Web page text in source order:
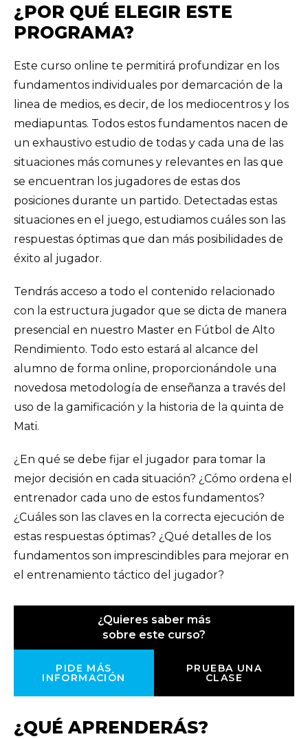
¿POR QUÉ ELEGIR ESTE
PROGRAMA?
Este curso online te permitirá profundizar en los
fundamentos individuales por demarcación de la
linea de medios, es decir, de los mediocentros y los
mediapuntas. Todos estos fundamentos nacen de
un exhaustivo estudio de todas y cada una de las
situaciones más comunes y relevantes en las que
se encuentran los jugadores de estas dos
posiciones durante un partido. Detectadas estas
situaciones en el juego, estudiamos cuáles son las
respuestas óptimas que dan más posibilidades de
éxito al jugador.
Tendrás acceso a todo el contenido relacionado
con la estructura jugador que se dicta de manera
presencial en nuestro Master en Fútbol de Alto
Rendimiento. Todo esto estará al alcance del
alumno de forma online, proporcionándole una
novedosa metodología de enseñanza a través del
uso de la gamificación y la historia de la quinta de
Mati.
¿En qué se debe fijar el jugador para tomar la
mejor decisión en cada situación? ¿Cómo ordena el
entrenador cada uno de estos fundamentos?
¿Cuáles son las claves en la correcta ejecución de
estas respuestas óptimas? ¿Qué detalles de los
fundamentos son imprescindibles para mejorar en
el entrenamiento táctico del jugador?
¿Quieres saber más
sobre este curso?
PIDE MÁS
INFORMACIÓN
PRUEBA UNA
CLASE
¿QUÉ APRENDERÁS?